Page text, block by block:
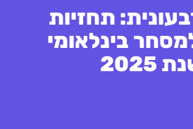
תחזיות
בינלאומי
2025